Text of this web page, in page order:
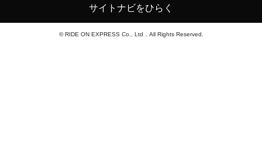
サイトナビをひらく
© RIDE ON EXPRESS Co., Ltd．All Rights Reserved.